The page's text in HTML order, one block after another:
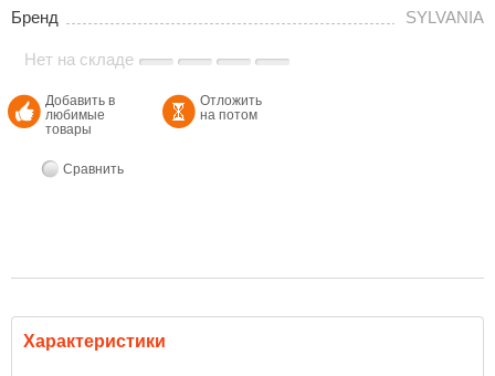
Бренд
SYLVANIA
Нет на складе
Добавить в
любимые
товары
Отложить
на потом
Сравнить
Характеристики